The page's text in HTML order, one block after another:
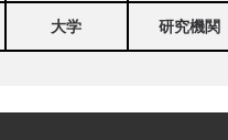
大学 研究機関